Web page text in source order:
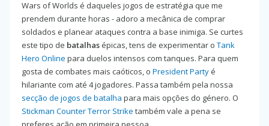
Wars of Worlds é daqueles jogos de estratégia que me
prendem durante horas - adoro a mecânica de comprar
soldados e planear ataques contra a base inimiga. Se curtes
este tipo de batalhas épicas, tens de experimentar o Tank
Hero Online para duelos intensos com tanques. Para quem
gosta de combates mais caóticos, o President Party é
hilariante com até 4 jogadores. Passa também pela nossa
secção de jogos de batalha para mais opções do género. O
Stickman Counter Terror Strike também vale a pena se